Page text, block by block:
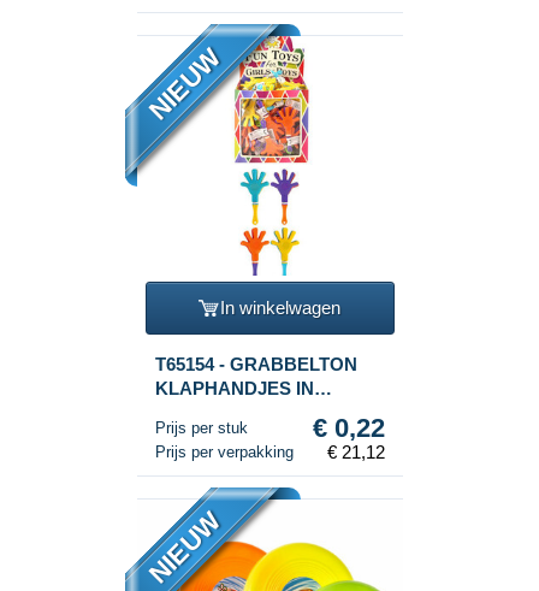
NIEUW
In winkelwagen
T65154 - GRABBELTON
KLAPHANDJES IN
Prijs per stuk € 0,22
Prijs per verpakking € 21,12
NIEUW